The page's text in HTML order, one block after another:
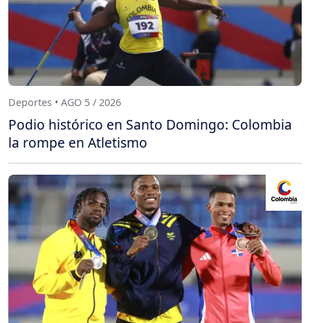
Deportes • AGO 5 / 2026
Podio histórico en Santo Domingo: Colombia
la rompe en Atletismo